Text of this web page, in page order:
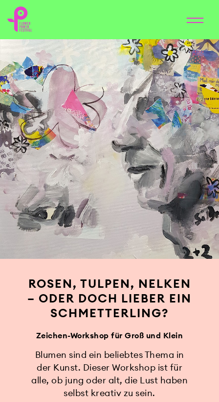
ROSEN, TULPEN, NELKEN
– ODER DOCH LIEBER EIN
SCHMETTERLING?
Zeichen-Workshop für Groß und Klein
Blumen sind ein beliebtes Thema in
der Kunst. Dieser Workshop ist für
alle, ob jung oder alt, die Lust haben
selbst kreativ zu sein.